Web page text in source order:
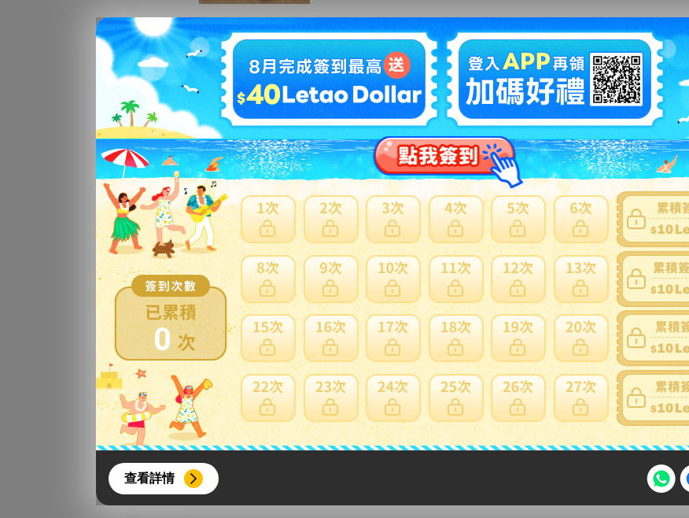
0
查看詳情
【中古-非常に良い】L.R.BAGGS VENUE D.I. アコースティックギター用 プリ
アンプ DI
賣家：mujica-felice
TAB ジャイアント・ボーン・バー GB401 Giant Bar
賣家：miraiyuki
【未使用】【中古】オットーリンク バリトンサクソフォン・マウスピース
メタル 7*
賣家：mujica-felice
【中古】ゴールドブロカット プレミアム ブラス バイオリン弦 E線 (0.27ル
ープエンド) ggw725x
賣家： skymarketplus